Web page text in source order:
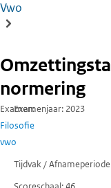
Vwo
Omzettingstabel
normering
Examen
Filosofie
vwo
Examenjaar 2023
Tijdvak / Afnameperiode